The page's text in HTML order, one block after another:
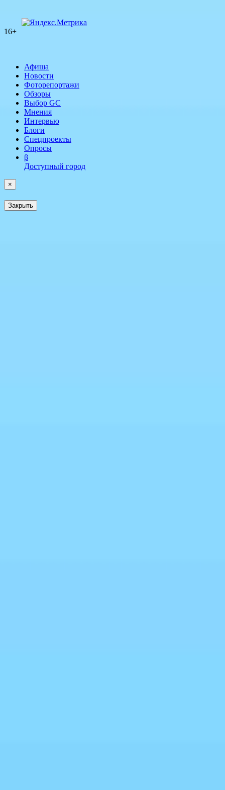
16+
Афиша
Новости
Фоторепортажи
Обзоры
Выбор GC
Мнения
Интервью
Блоги
Спецпроекты
Опросы
β
Доступный город
×
Закрыть